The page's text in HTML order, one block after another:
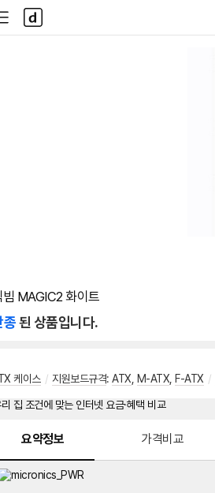
사
이
다
나
와
빔 MAGIC2 화이트
종된 상품입니다.
케이스 / 지원보드규격: ATX M-ATX F-ATX /
요약정보 가격비교